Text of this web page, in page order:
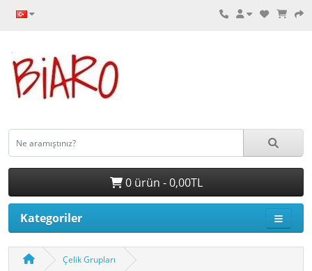
0 ürün - 0,00TL
Kategoriler
Çelik Grupları